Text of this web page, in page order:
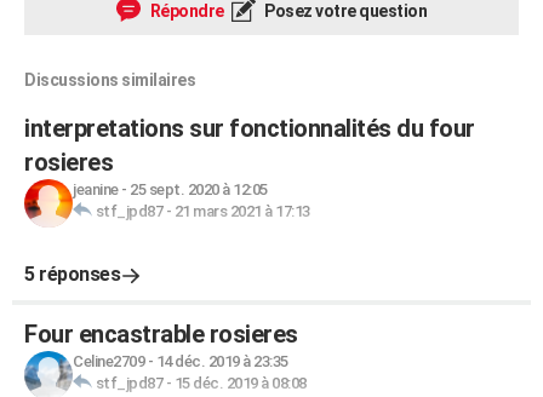
Répondre Posez votre question
Discussions similaires
interpretations sur fonctionnalités du four
rosieres
jeanine- 25 sept. 2020 à 12:05
stf_jpd87- 21 mars 2021 à 17:13
5 réponses
Four encastrable rosieres
Celine2709- 14 déc. 2019 à 23:35
stf_jpd87- 15 déc. 2019 à 08:08